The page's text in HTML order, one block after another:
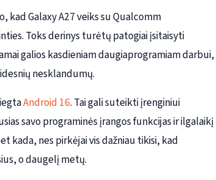
kad Galaxy A27 veiks su Qualcomm
Toks derinys turėtų patogiai įsitaisyti
galios kasdieniam daugiaprogramiam darbui,
nesklandumų.
Android 16. Tai gali suteikti įrenginiui
savo programinės įrangos funkcijas ir ilgalaikį
kada, nes pirkėjai vis dažniau tikisi, kad
o daugelį metų.